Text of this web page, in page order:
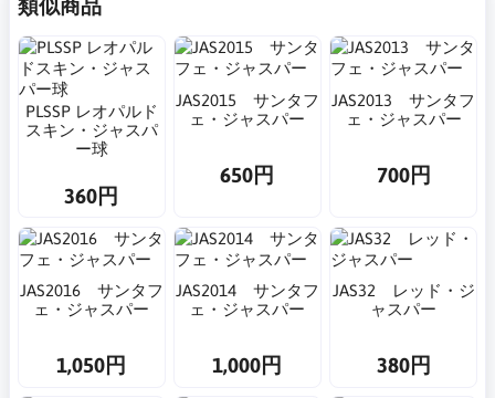
類似商品
PLSSP レオパルド
スキン・ジャスパ
ー球
360円
JAS2015 サンタフ
ェ・ジャスパー
650円
JAS2013 サンタフ
ェ・ジャスパー
700円
JAS2016 サンタフ
ェ・ジャスパー
1,050円
JAS2014 サンタフ
ェ・ジャスパー
1,000円
JAS32 レッド・ジ
ャスパー
380円